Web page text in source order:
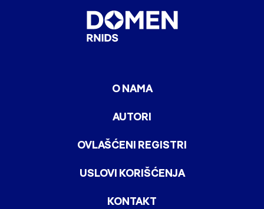
O NAMA
AUTORI
OVLAŠĆENI REGISTRI
USLOVI KORIŠĆENJA
KONTAKT